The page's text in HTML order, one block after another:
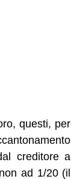
questi, per
creditore a
ad 1/20 (il